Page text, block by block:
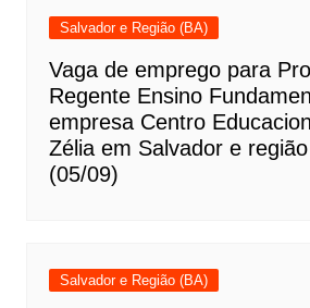
Salvador e Região (BA)
Vaga de emprego para
Regente Ensino
empresa Centro
Zélia em Salvador e
(05/09)
Salvador e Região (BA)